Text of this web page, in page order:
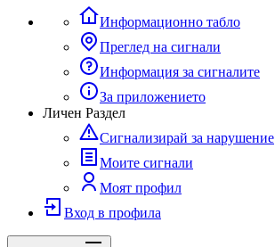
Информационно табло
Преглед на сигнали
Информация за сигналите
За приложението
Личен Раздел
Сигнализирай за нарушение
Моите сигнали
Моят профил
Вход в профила